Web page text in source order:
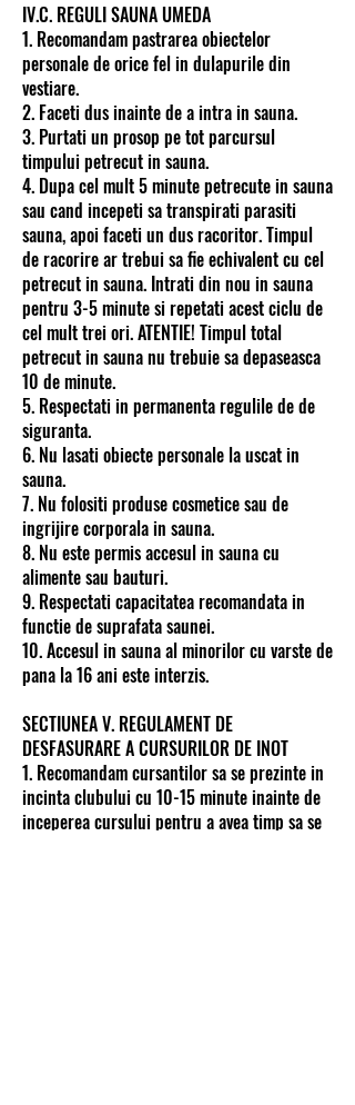
IV.C. REGULI SAUNA UMEDA
1. Recomandam pastrarea obiectelor
personale de orice fel in dulapurile din
vestiare.
2. Faceti dus inainte de a intra in sauna.
3. Purtati un prosop pe tot parcursul
timpului petrecut in sauna.
4. Dupa cel mult 5 minute petrecute in sauna
sau cand incepeti sa transpirati parasiti
sauna, apoi faceti un dus racoritor. Timpul
de racorire ar trebui sa fie echivalent cu cel
petrecut in sauna. Intrati din nou in sauna
pentru 3-5 minute si repetati acest ciclu de
cel mult trei ori. ATENTIE! Timpul total
petrecut in sauna nu trebuie sa depaseasca
10 de minute.
5. Respectati in permanenta regulile de de
siguranta.
6. Nu lasati obiecte personale la uscat in
sauna.
7. Nu folositi produse cosmetice sau de
ingrijire corporala in sauna.
8. Nu este permis accesul in sauna cu
alimente sau bauturi.
9. Respectati capacitatea recomandata in
functie de suprafata saunei.
10. Accesul in sauna al minorilor cu varste de
pana la 16 ani este interzis.
SECTIUNEA V. REGULAMENT DE
DESFASURARE A CURSURILOR DE INOT
1. Recomandam cursantilor sa se prezinte in
incinta clubului cu 10-15 minute inainte de
inceperea cursului pentru a avea timp sa se